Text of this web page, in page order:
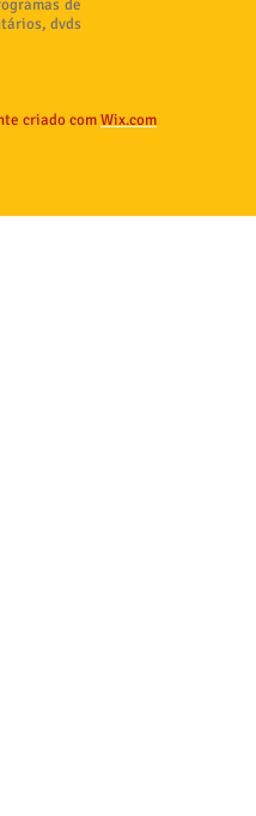
de
dvds
criado comWix.com